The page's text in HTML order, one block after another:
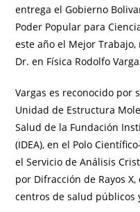
entrega el Gobierno
Poder Popular para
este año el Mejor
Dr. en Física Rodolfo
Vargas es reconocido por
Unidad de Estructura
Salud de la Fundación
(IDEA), en el Polo
el Servicio de Análisis
por Difracción de Rayos
centros de salud públicos